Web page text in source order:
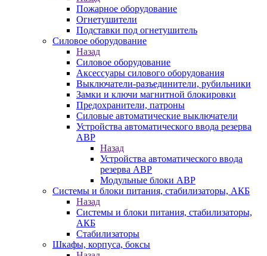
Пожарное оборудование
Огнетушители
Подставки под огнетушитель
Силовое оборудование
Назад
Силовое оборудование
Аксессуары силового оборудования
Выключатели-разъединители, рубильники
Замки и ключи магнитной блокировки
Предохранители, патроны
Силовые автоматические выключатели
Устройства автоматического ввода резерва
АВР
Назад
Устройства автоматического ввода
резерва АВР
Модульные блоки АВР
Системы и блоки питания, стабилизаторы, АКБ
Назад
Системы и блоки питания, стабилизаторы,
АКБ
Стабилизаторы
Шкафы, корпуса, боксы